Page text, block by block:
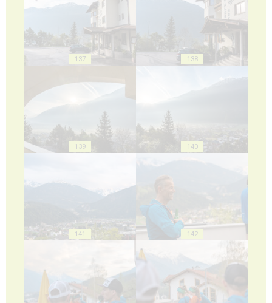
137 138
139 140
141 142